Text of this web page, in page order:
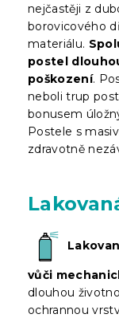
nejčastěji z
borovicového
materiálu.
postel
poškození.
neboli trup
bonusem
Postele s
zdravotně
vůči
dlouhou
ochrannou